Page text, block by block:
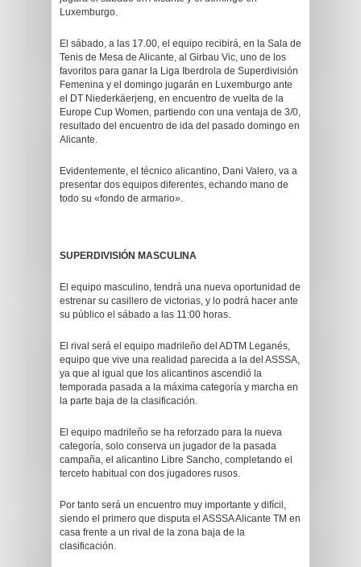
Luxemburgo.
El sábado, a las 17.00, el equipo recibirá, en la Sala de
Tenis de Mesa de Alicante, al Girbau Vic, uno de los
favoritos para ganar la Liga Iberdrola de Superdivisión
Femenina y el domingo jugarán en Luxemburgo ante
el DT Niederkäerjeng, en encuentro de vuelta de la
Europe Cup Women, partiendo con una ventaja de 3/0,
resultado del encuentro de ida del pasado domingo en
Alicante.
Evidentemente, el técnico alicantino, Dani Valero, va a
presentar dos equipos diferentes, echando mano de
todo su «fondo de armario».
SUPERDIVISIÓN MASCULINA
El equipo masculino, tendrá una nueva oportunidad de
estrenar su casillero de victorias, y lo podrá hacer ante
su público el sábado a las 11:00 horas.
El rival será el equipo madrileño del ADTM Leganés,
equipo que vive una realidad parecida a la del ASSSA,
ya que al igual que los alicantinos ascendió la
temporada pasada a la máxima categoría y marcha en
la parte baja de la clasificación.
El equipo madrileño se ha reforzado para la nueva
categoría, solo conserva un jugador de la pasada
campaña, el alicantino Libre Sancho, completando el
terceto habitual con dos jugadores rusos.
Por tanto será un encuentro muy importante y difícil,
siendo el primero que disputa el ASSSA Alicante TM en
casa frente a un rival de la zona baja de la
clasificación.